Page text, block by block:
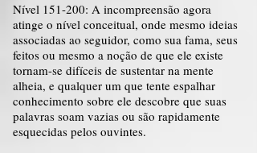
Nível 151-200: A incompreensão agora
atinge o nível conceitual, onde mesmo ideias
associadas ao seguidor, como sua fama, seus
feitos ou mesmo a noção de que ele existe
tornam-se difíceis de sustentar na mente
alheia, e qualquer um que tente espalhar
conhecimento sobre ele descobre que suas
palavras soam vazias ou são rapidamente
esquecidas pelos ouvintes.